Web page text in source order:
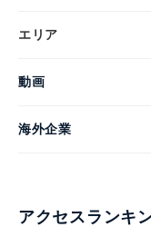
エリア
動画
海外企業
アクセスランキ